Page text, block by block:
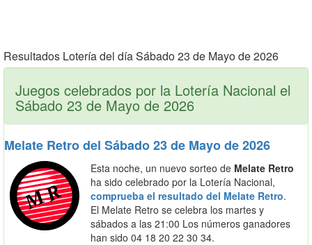
Resultados Lotería del día Sábado 23 de Mayo de 2026
Juegos celebrados por la Lotería Nacional el
Sábado 23 de Mayo de 2026
Melate Retro del Sábado 23 de Mayo de 2026
Esta noche, un nuevo sorteo de Melate Retro
ha sido celebrado por la Lotería Nacional,
comprueba el resultado del Melate Retro.
El Melate Retro se celebra los martes y
sábados a las 21:00 Los números ganadores
han sido 04 18 20 22 30 34.